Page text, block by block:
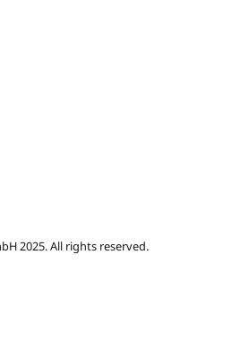
2025. All rights reserved.